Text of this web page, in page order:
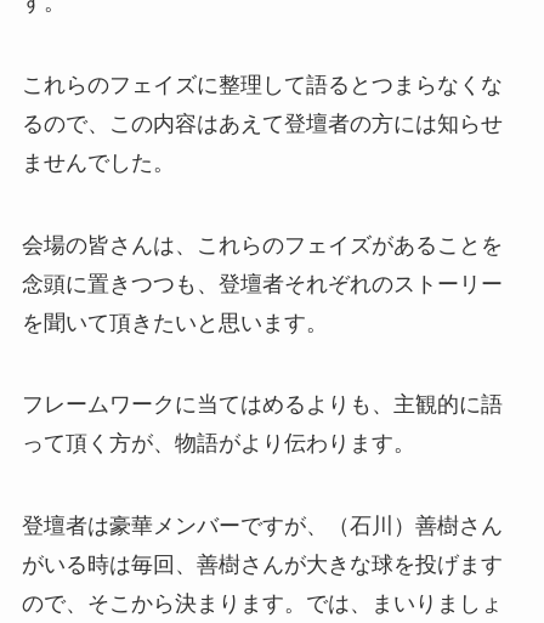
これらのフェイズに整理して語るとつまらなくな
るので、この内容はあえて登壇者の方には知らせ
ませんでした。
会場の皆さんは、これらのフェイズがあることを
念頭に置きつつも、登壇者それぞれのストーリー
を聞いて頂きたいと思います。
フレームワークに当てはめるよりも、主観的に語
って頂く方が、物語がより伝わります。
登壇者は豪華メンバーですが、（石川）善樹さん
がいる時は毎回、善樹さんが大きな球を投げます
ので、そこから決まります。では、まいりましょ